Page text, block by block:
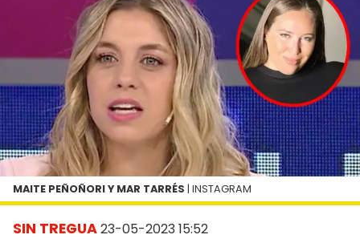
SIN TREGUA23-05-2023 15:52
MAITE PEÑOÑORI Y MAR TARRÉS | INSTAGRAM